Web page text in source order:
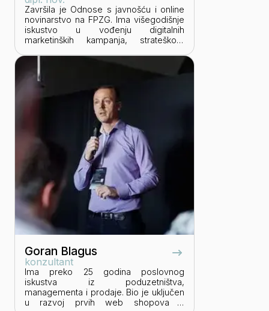
Završila je Odnose s javnošću i online
novinarstvo na FPZG. Ima višegodišnje
iskustvo u vođenju digitalnih
marketinških kampanja, strateškom
projekata. Trenutno radi kao Koordinator
digitalnog marketinga u Victus Grupi te
je zadužena za oglašavanje Batak,
Leggiero, Torterie Macaron i dr. Njezina
stručnost uključuje poznavanje
webova, analitike te Meta i Google
alata. Osim u Victus grupaciji, Antonija
je i višegodišnji edukator na Sveučilištu
VERN gdje vodi edukacije iz područja
digitalnog marketinga.
Goran Blagus
konzultant
Ima preko 25 godina poslovnog
iskustva iz poduzetništva,
managementa i prodaje. Bio je uključen
u razvoj prvih web shopova u